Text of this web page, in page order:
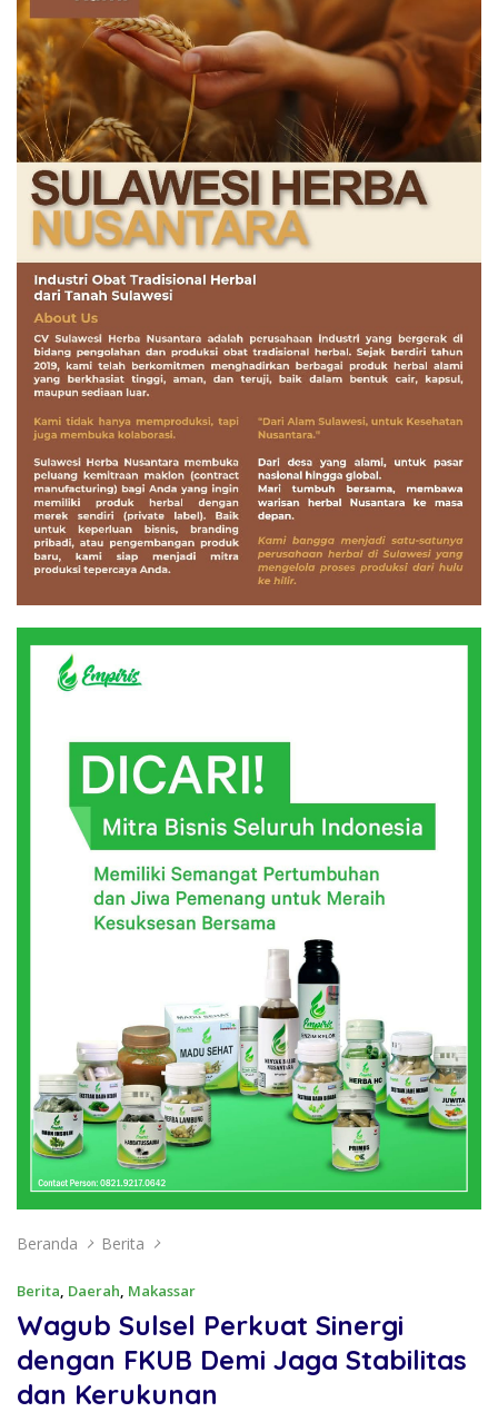
Beranda Berita
Berita, Daerah, Makassar
Wagub Sulsel Perkuat Sinergi
dengan FKUB Demi Jaga Stabilitas
dan Kerukunan